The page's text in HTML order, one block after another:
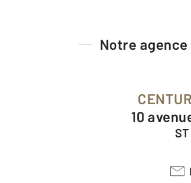
Notre agence
10